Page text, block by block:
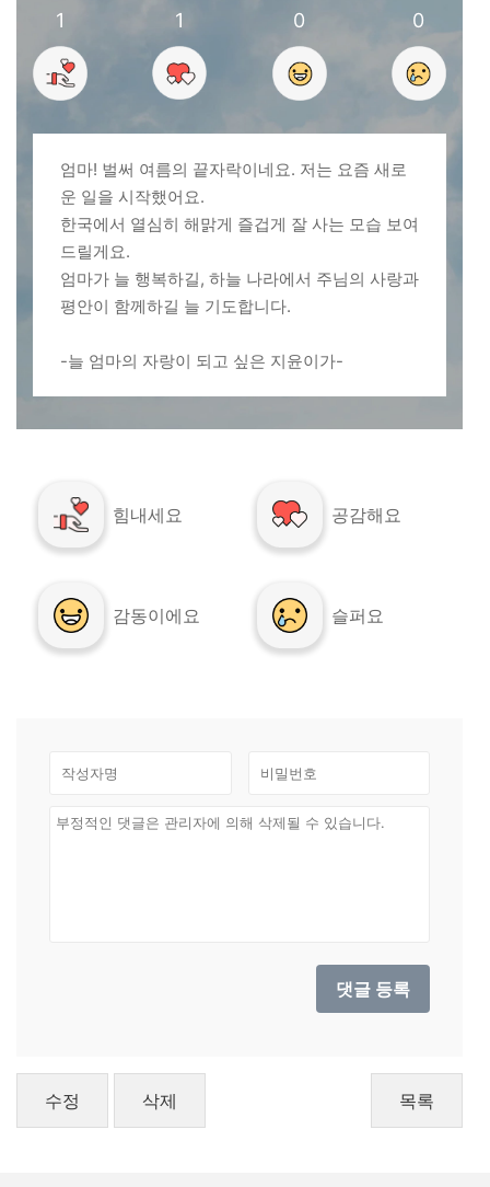
1 1 0 0
엄마! 벌써 여름의 끝자락이네요. 저는 요즘 새로
운 일을 시작했어요.
한국에서 열심히 해맑게 즐겁게 잘 사는 모습 보여
드릴게요.
엄마가 늘 행복하길, 하늘 나라에서 주님의 사랑과
평안이 함께하길 늘 기도합니다.
-늘 엄마의 자랑이 되고 싶은 지윤이가-
힘내세요 공감해요
감동이에요 슬퍼요
수정 삭제 목록